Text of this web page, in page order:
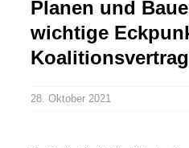
Planen und
wichtige
Koalitionsvertrag
28. Oktober 2021